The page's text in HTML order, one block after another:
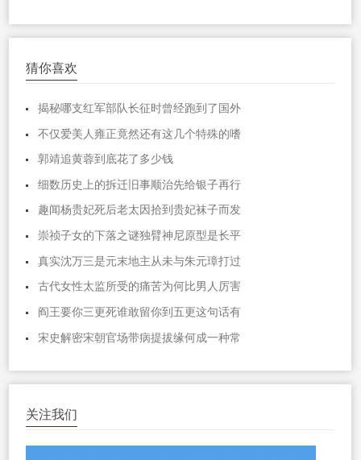
猜你喜欢
揭秘哪支红军部队长征时曾经跑到了国外
不仅爱美人雍正竟然还有这几个特殊的嗜
郭靖追黄蓉到底花了多少钱
细数历史上的拆迁旧事顺治先给银子再行
趣闻杨贵妃死后老太因拾到贵妃袜子而发
崇祯子女的下落之谜独臂神尼原型是长平
真实沈万三是元末地主从未与朱元璋打过
古代女性太监所受的痛苦为何比男人厉害
阎王要你三更死谁敢留你到五更这句话有
宋史解密宋朝官场带病提拔缘何成一种常
关注我们